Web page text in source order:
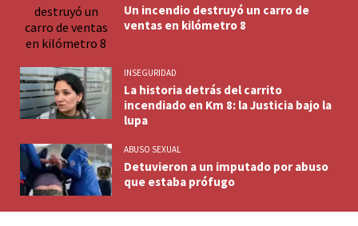
Un incendio destruyó un carro de
ventas en kilómetro 8
INSEGURIDAD
La historia detrás del carrito
incendiado en Km 8: la Justicia bajo la
lupa
ABUSO SEXUAL
Detuvieron a un imputado por abuso
que estaba prófugo